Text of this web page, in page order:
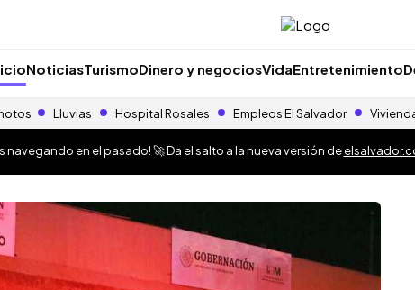
NoticiasTurismoDinero y negociosVidaEntretenimiento
Lluvias Hospital Rosales Empleos El Salvador
navegando en el pasado! 🚀 Da el salto a la nueva versión de